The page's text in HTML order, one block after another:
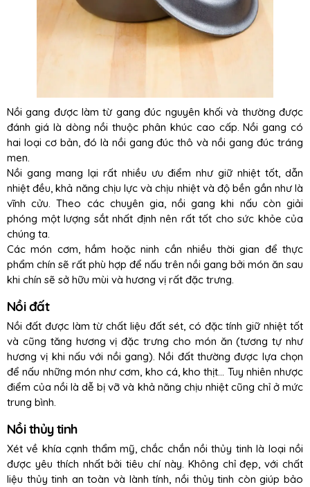
Nồi gang được làm từ gang đúc nguyên khối và thường được
đánh giá là dòng nồi thuộc phân khúc cao cấp. Nồi gang có
hai loại cơ bản, đó là nồi gang đúc thô và nồi gang đúc tráng
men.
Nồi gang mang lại rất nhiều ưu điểm như giữ nhiệt tốt, dẫn
nhiệt đều, khả năng chịu lực và chịu nhiệt và độ bền gần như là
vĩnh cửu. Theo các chuyên gia, nồi gang khi nấu còn giải
phóng một lượng sắt nhất định nên rất tốt cho sức khỏe của
chúng ta.
Các món cơm, hầm hoặc ninh cần nhiều thời gian để thực
phẩm chín sẽ rất phù hợp để nấu trên nồi gang bởi món ăn sau
khi chín sẽ sở hữu mùi và hương vị rất đặc trưng.
Nồi đất
Nồi đất được làm từ chất liệu đất sét, có đặc tính giữ nhiệt tốt
và cũng tăng hương vị đặc trưng cho món ăn (tương tự như
hương vị khi nấu với nồi gang). Nồi đất thường được lựa chọn
để nấu những món như cơm, kho cá, kho thịt… Tuy nhiên nhược
điểm của nồi là dễ bị vỡ và khả năng chịu nhiệt cũng chỉ ở mức
trung bình.
Nồi thủy tinh
Xét về khía cạnh thẩm mỹ, chắc chắn nồi thủy tinh là loại nồi
được yêu thích nhất bởi tiêu chí này. Không chỉ đẹp, với chất
liệu thủy tinh an toàn và lành tính, nồi thủy tinh còn giúp bảo